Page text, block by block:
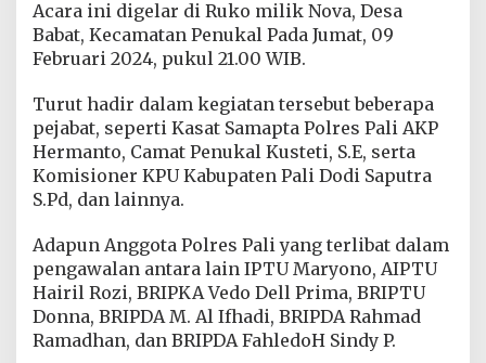
i
k
a
P
e
n
g
a
a
n
d
a
n
P
Acara ini digelar di Ruko milik Nova, Desa
Babat, Kecamatan Penukal Pada Jumat, 09
Februari 2024, pukul 21.00 WIB.
Turut hadir dalam kegiatan tersebut beberapa
pejabat, seperti Kasat Samapta Polres Pali AKP
Hermanto, Camat Penukal Kusteti, S.E, serta
Komisioner KPU Kabupaten Pali Dodi Saputra
S.Pd, dan lainnya.
Adapun Anggota Polres Pali yang terlibat dalam
pengawalan antara lain IPTU Maryono, AIPTU
Hairil Rozi, BRIPKA Vedo Dell Prima, BRIPTU
Donna, BRIPDA M. Al Ifhadi, BRIPDA Rahmad
Ramadhan, dan BRIPDA FahledoH Sindy P.